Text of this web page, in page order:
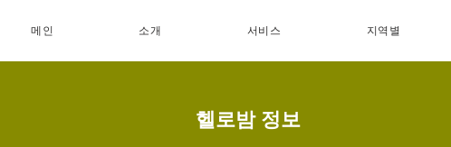
메인 소개 서비스 지역별
헬로밤 정보